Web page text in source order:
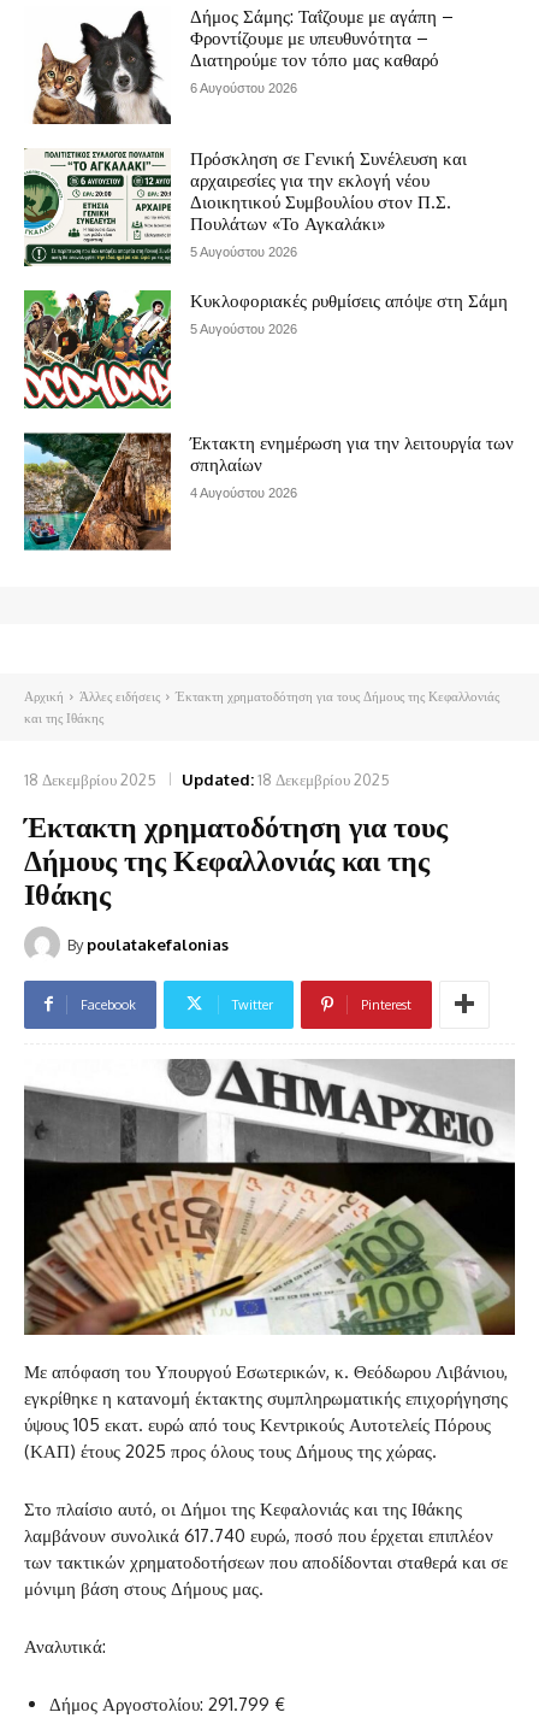
Δήμος Σάμης: Ταΐζουμε με αγάπη –
Φροντίζουμε με υπευθυνότητα –
Διατηρούμε τον τόπο μας καθαρό
6 Αυγούστου 2026
Πρόσκληση σε Γενική Συνέλευση και
αρχαιρεσίες για την εκλογή νέου
Διοικητικού Συμβουλίου στον Π.Σ.
Πουλάτων «Το Αγκαλάκι»
5 Αυγούστου 2026
Κυκλοφοριακές ρυθμίσεις απόψε στη Σάμη
5 Αυγούστου 2026
Έκτακτη ενημέρωση για την λειτουργία των
σπηλαίων
4 Αυγούστου 2026